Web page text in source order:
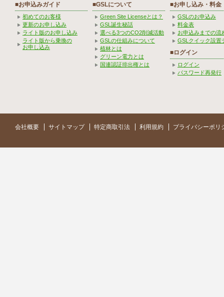
■お申込みガイド
初めてのお客様
更新のお申し込み
ライト版のお申し込み
ライト版から乗換の
お申し込み
■GSLについて
Green Site Licenseとは？
GSL誕生秘話
選べる3つのCO2削減活動
GSLの仕組みについて
植林とは
グリーン電力とは
国連認証排出権とは
■お申し込み・料金
GSLのお申込み
料金表
お申込みまでの流
GSLクイック設置
■ログイン
ログイン
パスワード再発行
会社概要 サイトマップ 特定商取引法 利用規約 プライバシーポリ